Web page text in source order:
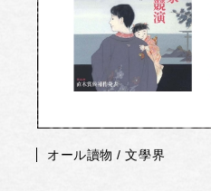
オール讀物 / 文學界